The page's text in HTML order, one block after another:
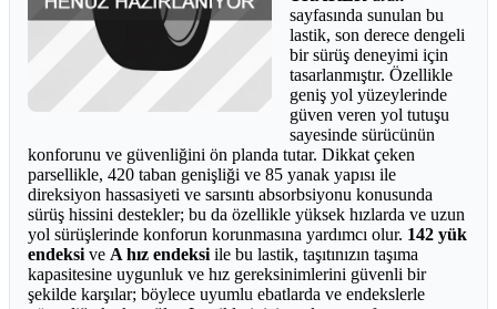
sayfasında sunulan bu
lastik, son derece dengeli
bir sürüş deneyimi için
tasarlanmıştır. Özellikle
geniş yol yüzeylerinde
güven veren yol tutuşu
sayesinde sürücünün
konforunu ve güvenliğini ön planda tutar. Dikkat çeken
parsellikle, 420 taban genişliği ve 85 yanak yapısı ile
direksiyon hassasiyeti ve sarsıntı absorbsiyonu konusunda
sürüş hissini destekler; bu da özellikle yüksek hızlarda ve uzun
yol sürüşlerinde konforun korunmasına yardımcı olur. 142 yük
endeksi ve A hız endeksi ile bu lastik, taşıtınızın taşıma
kapasitesine uygunluk ve hız gereksinimlerini güvenli bir
şekilde karşılar; böylece uyumlu ebatlarda ve endekslerle